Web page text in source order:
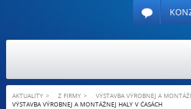
AKTUALITY Z FIRMY
VÝSTAVBA VÝROBNEJ A
VÝSTAVBA VÝROBNEJ A MONTÁŽNEJ HALY V ČASÁCH